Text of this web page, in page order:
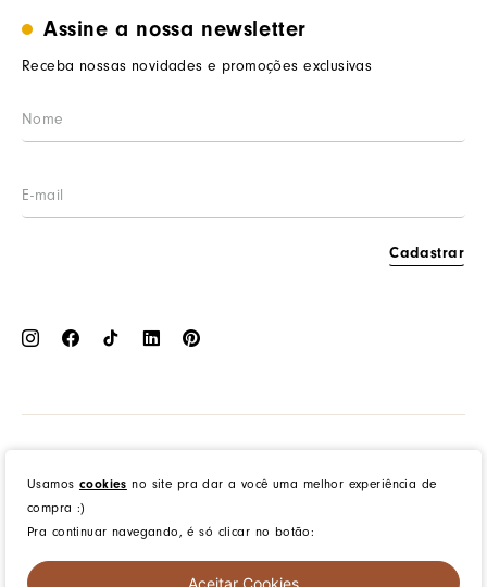
Usamos cookies no site pra dar a você uma melhor experiência de
compra :)
Pra continuar navegando, é só clicar no botão:
Aceitar Cookies
Trabalhe conosco
Segurança e privacidade
Prazos de entrega
LGPD
Cashback
Meus pedidos
Wishlist
Assine a nossa newsletter
Receba nossas novidades e promoções exclusivas
Cadastrar
created byCommerceGrowth| powered by